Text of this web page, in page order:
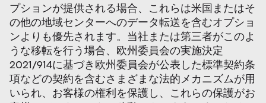
プションが提供される場合、これらは米国またはそ
の他の地域センターへのデータ転送を含むオプショ
ンよりも優先されます。当社または第三者がこのよ
うな移転を行う場合、欧州委員会の実施決定
2021/914に基づき欧州委員会が公表した標準契約条
項などの契約を含むさまざまな法的メカニズムが用
いられ、お客様の権利を保護し、これらの保護がお